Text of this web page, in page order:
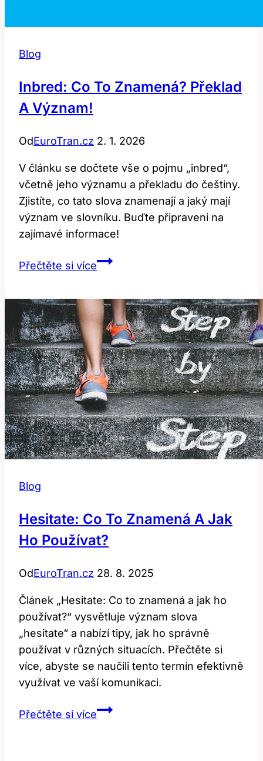
Blog
Inbred: Co To Znamená? Překlad
A Význam!
OdEuroTran.cz 2. 1. 2026
V článku se dočtete vše o pojmu „inbred“,
včetně jeho významu a překladu do češtiny.
Zjistíte, co tato slova znamenají a jaký mají
význam ve slovníku. Buďte připraveni na
zajímavé informace!
Přečtěte si víceInbred:
Znamená?
Překlad
a
Význam!
Blog
Hesitate: Co To Znamená A Jak
Ho Používat?
OdEuroTran.cz 28. 8. 2025
Článek „Hesitate: Co to znamená a jak ho
používat?“ vysvětluje význam slova
„hesitate“ a nabízí tipy, jak ho správně
používat v různých situacích. Přečtěte si
více, abyste se naučili tento termín efektivně
využívat ve vaší komunikaci.
Přečtěte si víceHesitate: